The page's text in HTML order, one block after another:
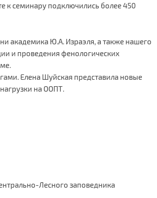
к семинару подключились более 450
академика Ю.А. Израэля, а также нашего
и проведения фенологических
Елена Шуйская представила новые
на ООПТ.
Лесного заповедника